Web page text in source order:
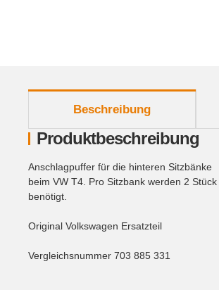
Beschreibung
Produktbeschreibung
Anschlagpuffer für die hinteren Sitzbänke
beim VW T4. Pro Sitzbank werden 2 Stück
benötigt.
Original Volkswagen Ersatzteil
Vergleichsnummer 703 885 331